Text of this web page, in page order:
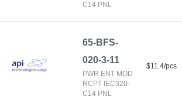
C14 PNL
65-BFS-
020-3-11
PWR ENT MOD
RCPT IEC320-
C14 PNL
$11.4/pcs